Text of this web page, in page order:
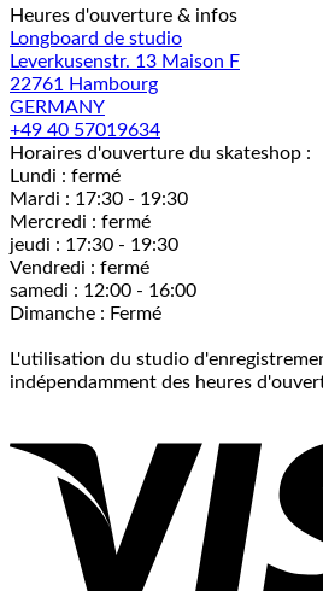
Heures d'ouverture & infos
Longboard de studio
Leverkusenstr. 13 Maison F
22761 Hambourg
GERMANY
+49 40 57019634
Horaires d'ouverture du skateshop :
Lundi : fermé
Mardi : 17:30 - 19:30
Mercredi : fermé
jeudi : 17:30 - 19:30
Vendredi : fermé
samedi : 12:00 - 16:00
Dimanche : Fermé
L'utilisation du studio
indépendamment des heures